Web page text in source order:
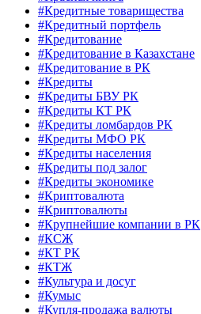
#Кредитные товарищества
#Кредитный портфель
#Кредитование
#Кредитование в Казахстане
#Кредитование в РК
#Кредиты
#Кредиты БВУ РК
#Кредиты КТ РК
#Кредиты ломбардов РК
#Кредиты МФО РК
#Кредиты населения
#Кредиты под залог
#Кредиты экономике
#Криптовалюта
#Криптовалюты
#Крупнейшие компании в РК
#КСЖ
#КТ РК
#КТЖ
#Культура и досуг
#Кумыс
#Купля-продажа валюты